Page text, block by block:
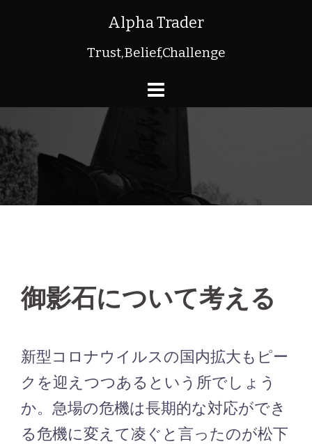
へ
ス
キ
Alpha Trader
Trust,Belief,Challenge
御影石について考える
新型コロナウイルスの国内拡大もピー
クを迎えつつあるという所でしょう
か。急場の危機は長期的な対応ができ
る危機に変えて凌ぐと言ったのが松下